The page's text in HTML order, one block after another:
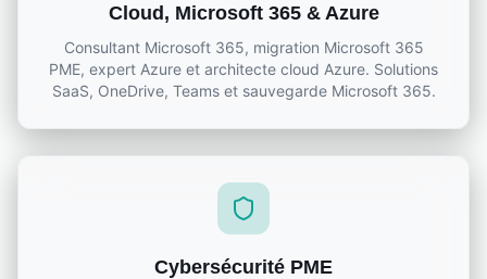
Cloud, Microsoft 365 & Azure
Consultant Microsoft 365, migration Microsoft 365
PME, expert Azure et architecte cloud Azure. Solutions
SaaS, OneDrive, Teams et sauvegarde Microsoft 365.
Cybersécurité PME